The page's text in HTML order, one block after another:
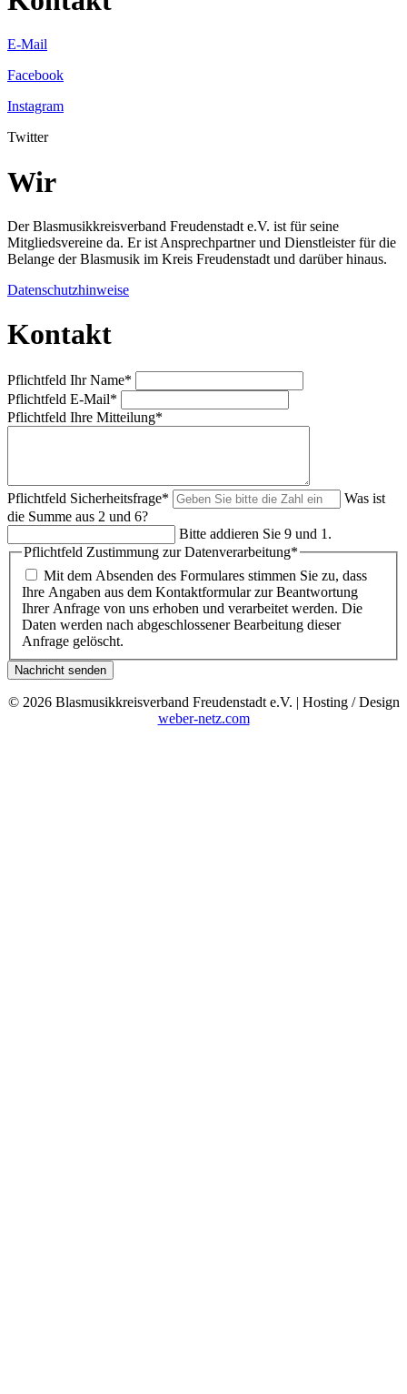
E-Mail
Facebook
Instagram
Twitter
Wir
Der Blasmusikkreisverband Freudenstadt e.V. ist für seine
Mitgliedsvereine da. Er ist Ansprechpartner und Dienstleister für die
Belange der Blasmusik im Kreis Freudenstadt und darüber hinaus.
Datenschutzhinweise
Kontakt
Pflichtfeld Ihr Name*
Pflichtfeld E-Mail*
Pflichtfeld Ihre Mitteilung*
Pflichtfeld Sicherheitsfrage*
Was ist
die Summe aus 2 und 6?
Bitte addieren Sie 9 und 1.
Pflichtfeld Zustimmung zur Datenverarbeitung*
Mit dem Absenden des Formulares stimmen Sie zu, dass
Ihre Angaben aus dem Kontaktformular zur Beantwortung
Ihrer Anfrage von uns erhoben und verarbeitet werden. Die
Daten werden nach abgeschlossener Bearbeitung dieser
Anfrage gelöscht.
Nachricht senden
© 2026 Blasmusikkreisverband Freudenstadt e.V. | Hosting / Design
weber-netz.com